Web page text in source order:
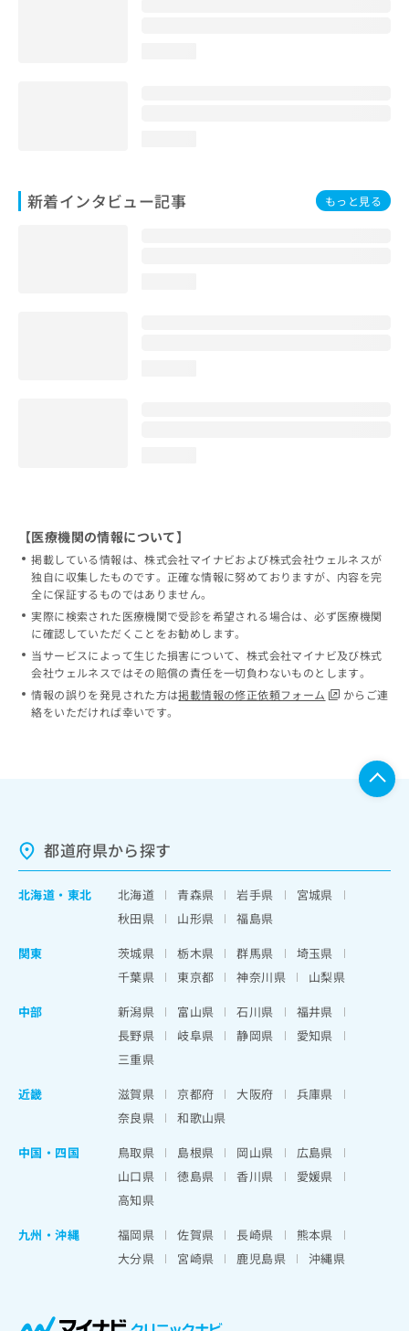
新着インタビュー記事 もっと見る
【医療機関の情報について】
掲載している情報は、株式会社マイナビおよび株式会社ウェルネスが
独自に収集したものです。正確な情報に努めておりますが、内容を完
全に保証するものではありません。
実際に検索された医療機関で受診を希望される場合は、必ず医療機関
に確認していただくことをお勧めします。
当サービスによって生じた損害について、株式会社マイナビ及び株式
会社ウェルネスではその賠償の責任を一切負わないものとします。
情報の誤りを発見された方は掲載情報の修正依頼フォーム
からご連
絡をいただければ幸いです。
都道府県から探す
北海道 ・ 東北 北海道 青森県 岩手県
宮城県
秋田県
山形県
福島県
関東
茨城県 栃木県 群馬県
埼玉県
千葉県
東京都 神奈川県
山梨県
中部
新潟県 富山県 石川県
福井県
長野県
岐阜県 静岡県
愛知県
三重県
近畿
滋賀県 京都府 大阪府
兵庫県
奈良県
和歌山県
中国・四国
鳥取県 島根県 岡山県
広島県
山口県
徳島県 香川県
愛媛県
高知県
九州・沖縄
福岡県 佐賀県 長崎県
熊本県
大分県
宮崎県 鹿児島県 沖縄県